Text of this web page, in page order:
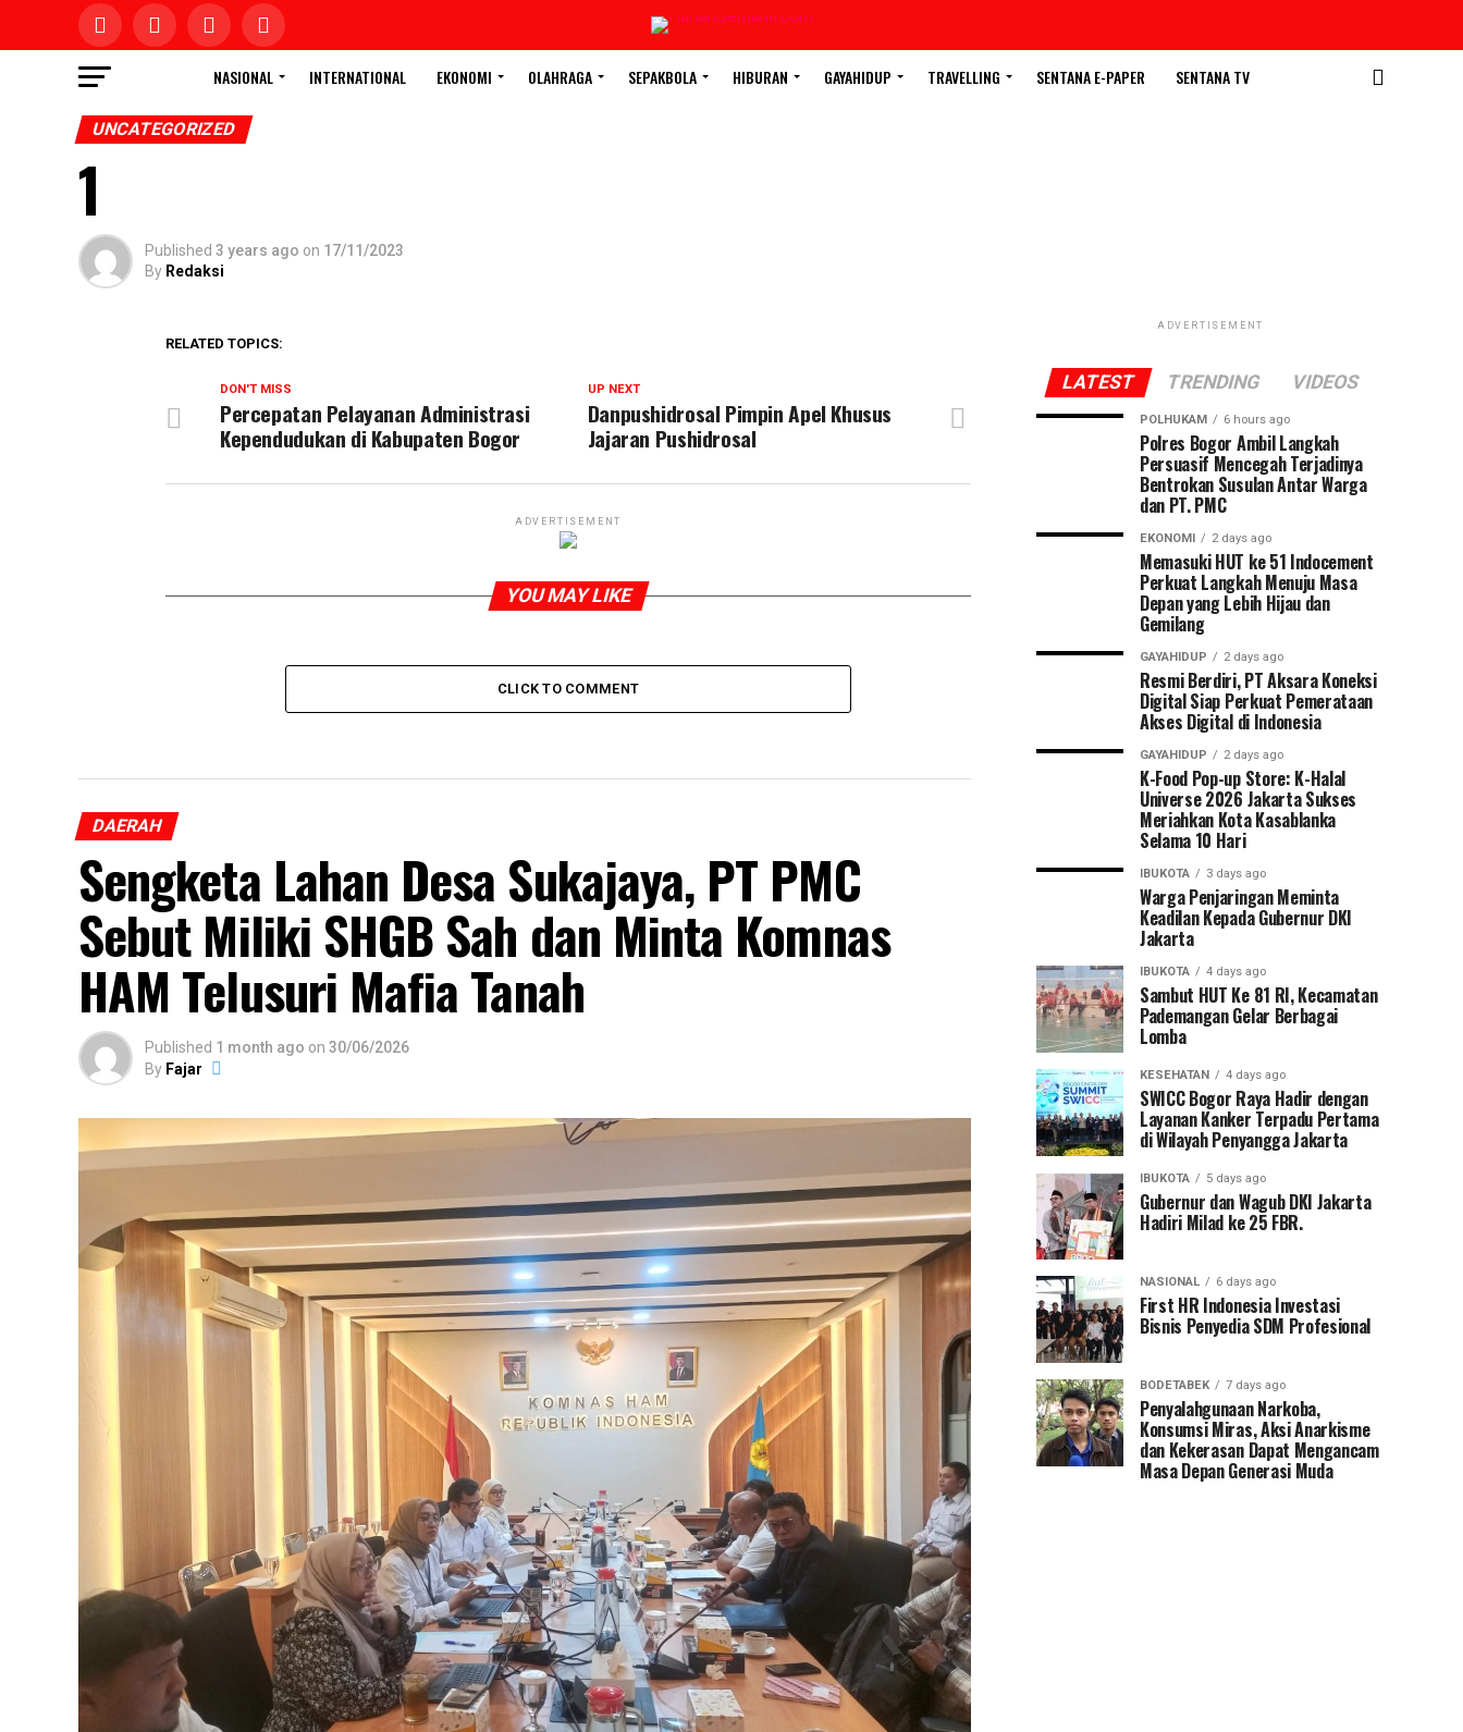
NASIONAL INTERNATIONAL EKONOMI OLAHRAGA SEPAKBOLA HIBURAN GAYAHIDUP TRAVELLING SENTANA E-PAPER SENTANA TV
UNCATEGORIZED
1
Published 3 years ago on 17/11/2023
By Redaksi
RELATED TOPICS:
UP NEXT
Danpushidrosal Pimpin Apel Khusus
Jajaran Pushidrosal
DON'T MISS
Percepatan Pelayanan Administrasi
Kependudukan di Kabupaten Bogor
ADVERTISEMENT
YOU MAY LIKE
CLICK TO COMMENT
DAERAH
Sengketa Lahan Desa Sukajaya, PT PMC
Sebut Miliki SHGB Sah dan Minta Komnas
HAM Telusuri Mafia Tanah
Published 1 month ago on 30/06/2026
By Fajar
ADVERTISEMENT
LATEST TRENDING VIDEOS
POLHUKAM 6 hours ago
Polres Bogor Ambil Langkah
Persuasif Mencegah Terjadinya
Bentrokan Susulan Antar Warga
dan PT. PMC
EKONOMI 2 days ago
Memasuki HUT ke 51 Indocement
Perkuat Langkah Menuju Masa
Depan yang Lebih Hijau dan
Gemilang
GAYAHIDUP 2 days ago
Resmi Berdiri, PT Aksara Koneksi
Digital Siap Perkuat Pemerataan
Akses Digital di Indonesia
GAYAHIDUP 2 days ago
K-Food Pop-up Store: K-Halal
Universe 2026 Jakarta Sukses
Meriahkan Kota Kasablanka
Selama 10 Hari
IBUKOTA 3 days ago
Warga Penjaringan Meminta
Keadilan Kepada Gubernur DKI
Jakarta
IBUKOTA 4 days ago
Sambut HUT Ke 81 RI, Kecamatan
Pademangan Gelar Berbagai
Lomba
KESEHATAN 4 days ago
SWICC Bogor Raya Hadir dengan
Layanan Kanker Terpadu Pertama
di Wilayah Penyangga Jakarta
IBUKOTA 5 days ago
Gubernur dan Wagub DKI Jakarta
Hadiri Milad ke 25 FBR.
NASIONAL 6 days ago
First HR Indonesia Investasi
Bisnis Penyedia SDM Profesional
BODETABEK 7 days ago
Penyalahgunaan Narkoba,
Konsumsi Miras, Aksi Anarkisme
dan Kekerasan Dapat Mengancam
Masa Depan Generasi Muda